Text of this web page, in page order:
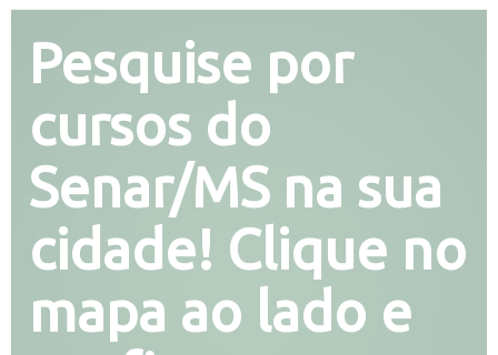
Pesquise por
cursos do
Senar/MS na sua
cidade! Clique no
mapa ao lado e